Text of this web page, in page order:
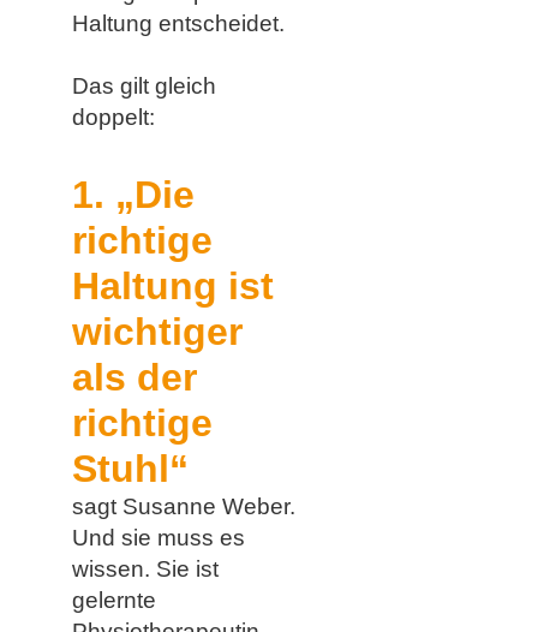
Haltung entscheidet.
Das gilt gleich
doppelt:
1. „Die
richtige
Haltung ist
wichtiger
als der
richtige
Stuhl“
sagt Susanne Weber.
Und sie muss es
wissen. Sie ist
gelernte